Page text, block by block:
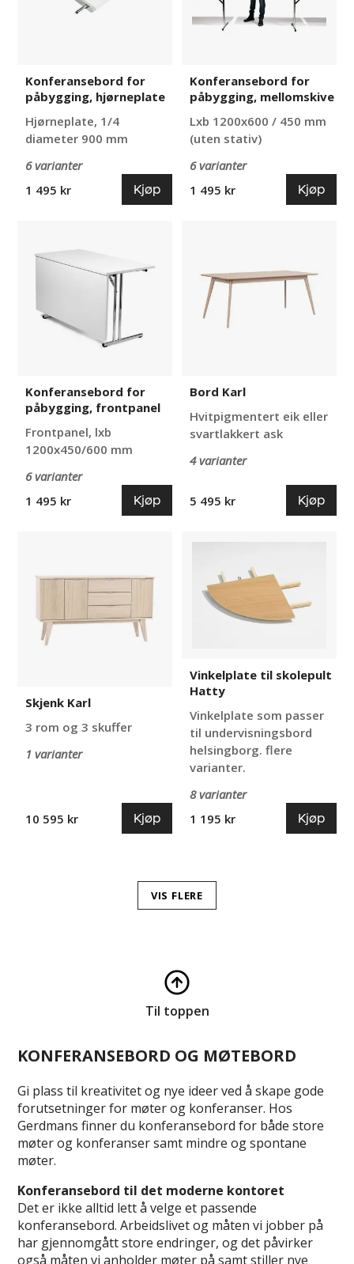
Konferansebord for
påbygging, hjørneplate
Hjørneplate, 1/4
diameter 900 mm
6 varianter
1 495 kr
Kjøp
Konferansebord for
påbygging, mellomskive
Lxb 1200x600 / 450 mm
(uten stativ)
6 varianter
1 495 kr
Kjøp
påbygging,
Konferansebord for
påbygging, frontpanel
Frontpanel, lxb
1200x450/600 mm
6 varianter
1 495 kr
Kjøp
Bord Karl
Hvitpigmentert eik eller
svartlakkert ask
4 varianter
5 495 kr Kjøp
Skjenk Karl
3 rom og 3 skuffer
1 varianter
10 595 kr Kjøp
Vinkelplate
skolepult
Hatty
Vinkelplate til skolepult
Hatty
Vinkelplate som passer
til undervisningsbord
helsingborg. flere
varianter.
8 varianter
1 195 kr
Kjøp
VIS FLERE
Til toppen
KONFERANSEBORD OG MØTEBORD
Gi plass til kreativitet og nye ideer ved å skape gode
forutsetninger for møter og konferanser. Hos
Gerdmans finner du konferansebord for både store
møter og konferanser samt mindre og spontane
møter.
Konferansebord til det moderne kontoret
Det er ikke alltid lett å velge et passende
konferansebord. Arbeidslivet og måten vi jobber på
har gjennomgått store endringer, og det påvirker
også måten vi anholder møter på samt stiller nye